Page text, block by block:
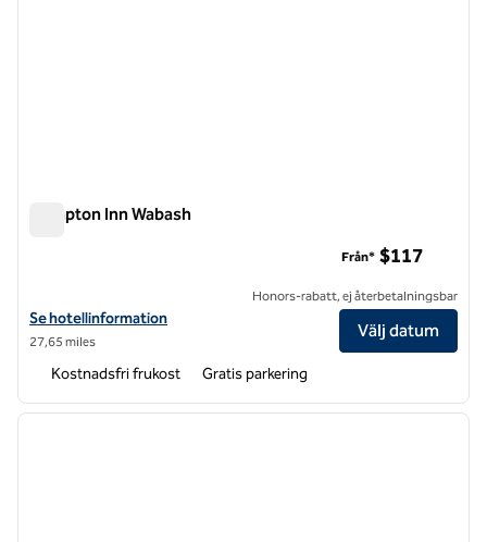
Hampton Inn Wabash
Visa hotelldetaljer för Hampton Inn Wabash
Se hotellinformation
27,65 miles
Från* $117
Honors-rabatt, ej återbetalningsbar
Välj datum
Kostnadsfri frukost Gratis parkering
1 av 12
nästa